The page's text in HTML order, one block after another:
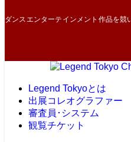
ダンスエンターテインメント作品を競
Legend Tokyoとは
出展コレオグラファー
審査員･システム
観覧チケット